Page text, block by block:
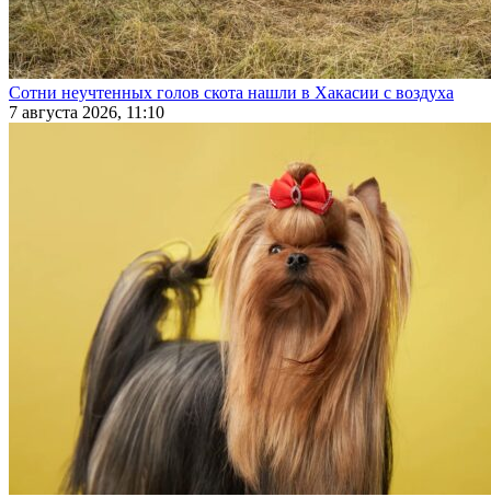
Сотни неучтенных голов скота нашли в Хакасии с воздуха
7 августа 2026, 11:10